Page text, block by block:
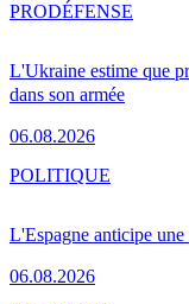
L'Ukraine estime que
dans son armée
06.08.2026
PRODÉFENSE
L'Espagne anticipe
06.08.2026
POLITIQUE